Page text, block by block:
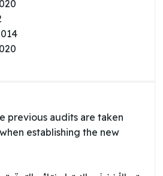
previous audits are taken
establishing the new